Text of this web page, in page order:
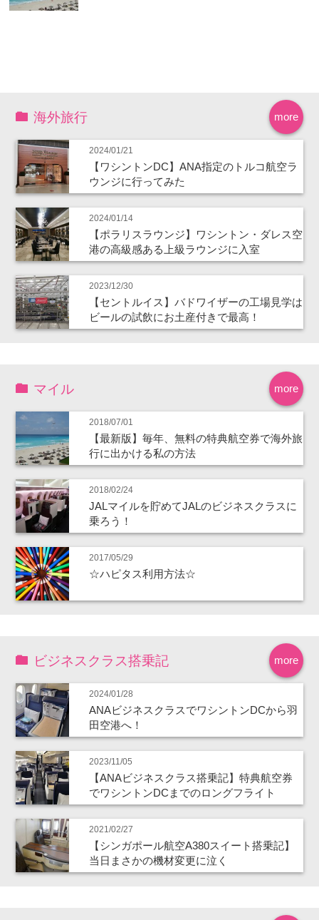
more
海外旅行
2024/01/21
【ワシントンDC】ANA指定のトルコ航空ラ
ウンジに行ってみた
2024/01/14
【ポラリスラウンジ】ワシントン・ダレス空
港の高級感ある上級ラウンジに入室
2023/12/30
【セントルイス】バドワイザーの工場見学は
ビールの試飲にお土産付きで最高！
more
マイル
2018/07/01
【最新版】毎年、無料の特典航空券で海外旅
行に出かける私の方法
2018/02/24
JALマイルを貯めてJALのビジネスクラスに
乗ろう！
2017/05/29
☆ハピタス利用方法☆
more
ビジネスクラス搭乗記
2024/01/28
ANAビジネスクラスでワシントンDCから羽
田空港へ！
2023/11/05
【ANAビジネスクラス搭乗記】特典航空券
でワシントンDCまでのロングフライト
2021/02/27
【シンガポール航空A380スイート搭乗記】
当日まさかの機材変更に泣く